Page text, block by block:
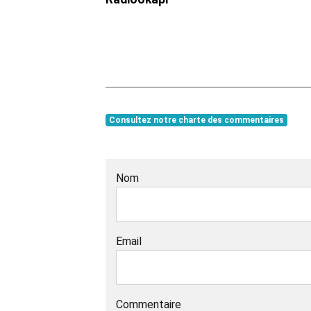
Consultez notre charte des commentaires
Nom
Email
Commentaire